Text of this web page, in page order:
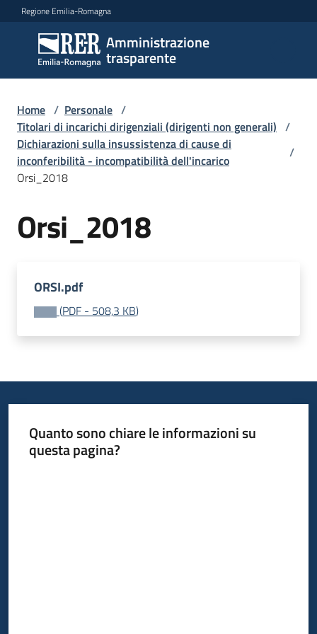
Vai al contenuto
Vai alla navigazione
Vai al footer
Regione Emilia-Romagna
Amministrazione
trasparente
Amministrazione
trasparente
Sottosezioni
Accesso
Home / Personale /
Titolari di incarichi dirigenziali (dirigenti non generali) /
Dichiarazioni sulla insussistenza di cause di
inconferibilità - incompatibilità dell'incarico
/
Orsi_2018
Orsi_2018
ORSI.pdf
(PDF - 508,3 KB)
Quanto sono chiare le informazioni su
questa pagina?